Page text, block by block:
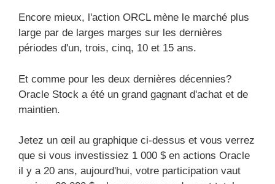
Encore mieux, l'action ORCL mène le marché plus
large par de larges marges sur les dernières
périodes d'un, trois, cinq, 10 et 15 ans.
Et comme pour les deux dernières décennies?
Oracle Stock a été un grand gagnant d'achat et de
maintien.
Jetez un œil au graphique ci-dessus et vous verrez
que si vous investissiez 1 000 $ en actions Oracle
il y a 20 ans, aujourd'hui, votre participation vaut